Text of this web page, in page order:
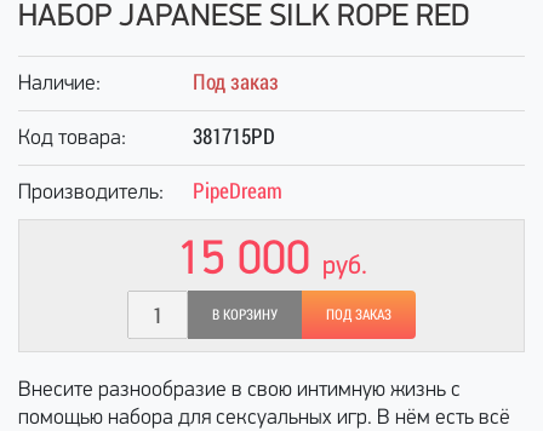
НАБОР JAPANESE SILK ROPE RED
Наличие: Под заказ
Код товара: 381715PD
Производитель: PipeDream
15 000 руб.
В КОРЗИНУ ПОД ЗАКАЗ
Внесите разнообразие в свою интимную жизнь с
помощью набора для сексуальных игр. В нём есть всё